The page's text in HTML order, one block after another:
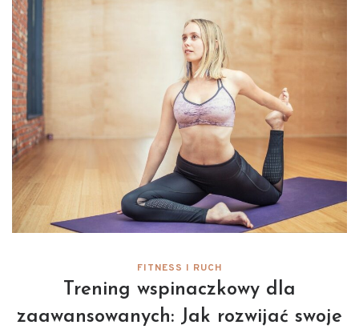
FITNESS I RUCH
Trening wspinaczkowy dla
zaawansowanych: Jak rozwijać swoje